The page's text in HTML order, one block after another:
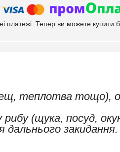
платежі. Тепер ви можете
теплотва тощо),
(щука, посуд,
дальнього закидання.